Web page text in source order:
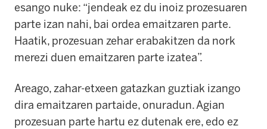
esango nuke: “jendeak ez du inoiz prozesuaren
parte izan nahi, bai ordea emaitzaren parte.
Haatik, prozesuan zehar erabakitzen da nork
merezi duen emaitzaren parte izatea”.
Areago, zahar-etxeen gatazkan guztiak izango
dira emaitzaren partaide, onuradun. Agian
prozesuan parte hartu ez dutenak ere, edo ez